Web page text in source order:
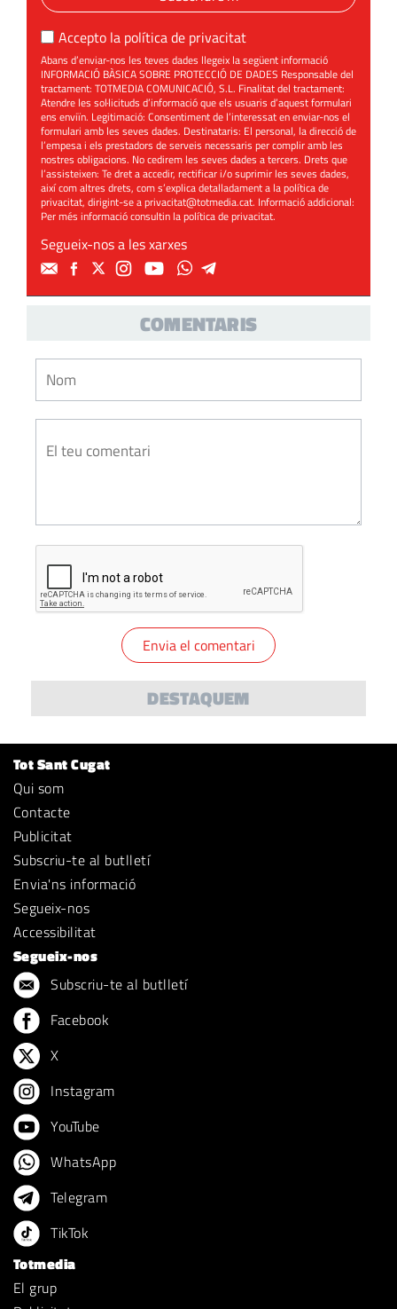
Accepto la política de privacitat
Abans d’enviar-nos les teves dades llegeix la següent informació
INFORMACIÓ BÀSICA SOBRE PROTECCIÓ DE DADES Responsable del
tractament: TOTMEDIA COMUNICACIÓ, S.L. Finalitat del tractament:
Atendre les sol·licituds d’informació que els usuaris d’aquest formulari
ens enviïn. Legitimació: Consentiment de l’interessat en enviar-nos el
formulari amb les seves dades. Destinataris: El personal, la direcció de
l’empesa i els prestadors de serveis necessaris per complir amb les
nostres obligacions. No cedirem les seves dades a tercers. Drets que
l’assisteixen: Te dret a accedir, rectificar i/o suprimir les seves dades,
així com altres drets, com s’explica detalladament a la política de
privacitat, dirigint-se aprivacitat@totmedia.cat. Informació addicional:
Per més informació consultin lapolítica de privacitat.
Segueix-nos a les xarxes
COMENTARIS
DESTAQUEM
Tot Sant Cugat
Qui som
Contacte
Publicitat
Subscriu-te al butlletí
Envia'ns informació
Segueix-nos
Accessibilitat
Segueix-nos
Subscriu-te al butlletí
Facebook
X
Instagram
YouTube
WhatsApp
Telegram
TikTok
Totmedia
El grup